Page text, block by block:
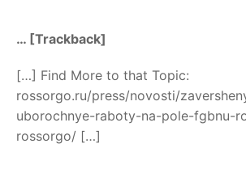
… [Trackback]
[…] Find More to that Topic:
rossorgo.ru/press/novosti/
uborochnye-raboty-na-pole-fgbnu-
rossorgo/ […]